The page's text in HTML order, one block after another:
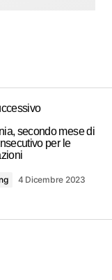
secondo mese di
per le
4 Dicembre 2023